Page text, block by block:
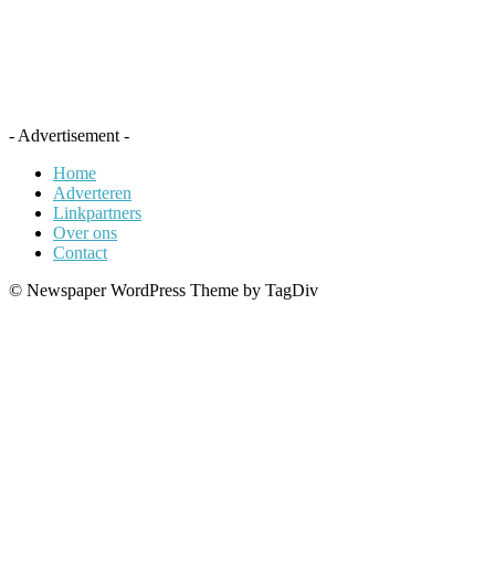
- Advertisement -
Home
Adverteren
Linkpartners
Over ons
Contact
© Newspaper WordPress Theme by TagDiv